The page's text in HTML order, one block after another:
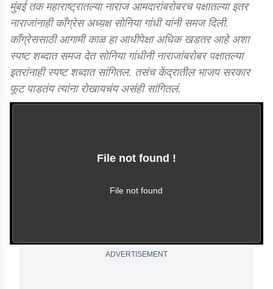
मुंबई तक महाराष्ट्रातल्या नाराज आमदारांबरोबरच पक्षातल्या इतर
नाराजांनाही काँग्रेस अध्य़क्ष सोनिया गांधी यांनी समज दिली.
काँग्रेससाठी आगामी काळ हा आधीपेक्षा अधिक खडतर आहे अशा
स्पष्ट शब्दात समज देत सोनिया गांधीनी नाराजांबरोबर पक्षातल्या
इतरांनाही स्पष्ट शब्दात सांगितल. तसंच केंद्रातील भाजप सरकार
फूट पाडतंय त्यांना रोखायचंय असंही सांगितलं.
This video file cannot
File not found !
File not found
ADVERTISEMENT